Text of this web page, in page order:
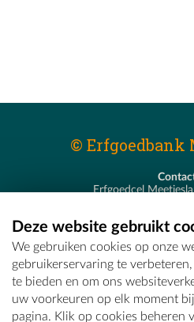
© Erfgoedbank
Erfgoedcel
T - 09 373
E -
Deze website gebruikt
We gebruiken cookies op onze
gebruikerservaring te
te bieden en om ons
uw voorkeuren op elk moment
pagina. Klik op cookies beheren